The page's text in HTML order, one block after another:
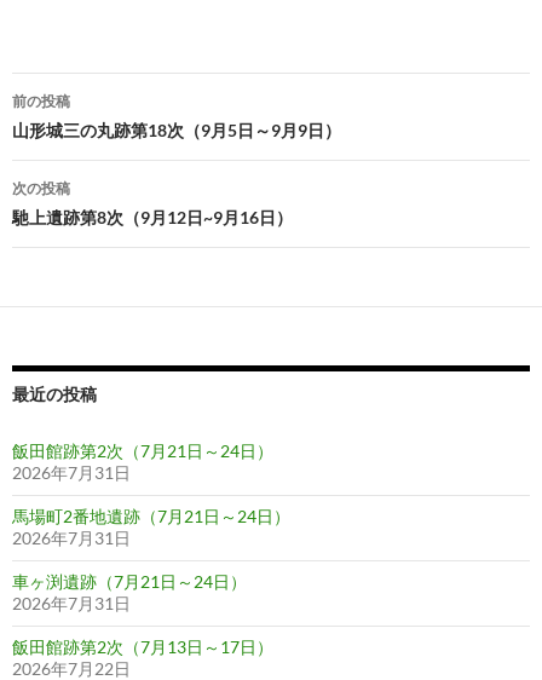
投
稿
ナ
ビ
ゲ
ー
ョ
前の投稿
山形城三の丸跡第18次（9月5日～9月9日）
次の投稿
馳上遺跡第8次（9月12日~9月16日）
最近の投稿
飯田館跡第2次（7月21日～24日）
2026年7月31日
馬場町2番地遺跡（7月21日～24日）
2026年7月31日
車ヶ渕遺跡（7月21日～24日）
2026年7月31日
飯田館跡第2次（7月13日～17日）
2026年7月22日